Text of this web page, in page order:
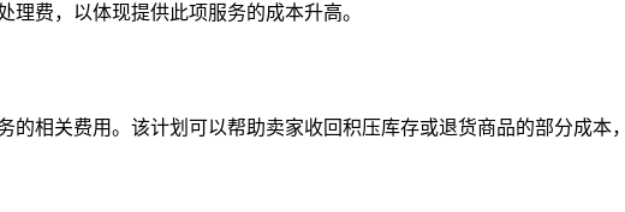
费，以体现提供此项服务的成本升高。
相关费用。该计划可以帮助卖家收回积压库存或退货商品的部分成本